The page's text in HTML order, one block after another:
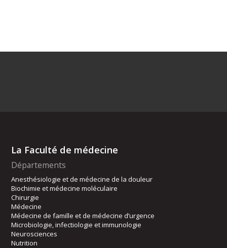
La Faculté de médecine
Départements
Anesthésiologie et de médecine de la douleur
Biochimie et médecine moléculaire
Chirurgie
Médecine
Médecine de famille et de médecine d’urgence
Microbiologie, infectiologie et immunologie
Neurosciences
Nutrition